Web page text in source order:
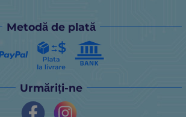
Metodă de plată
Urmăriți-ne